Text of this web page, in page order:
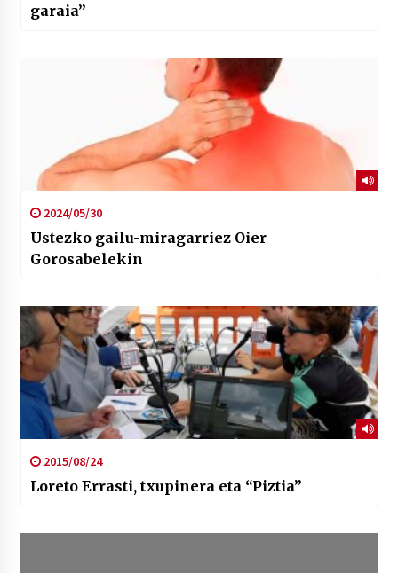
garaia”
2024/05/30
Ustezko gailu-miragarriez Oier
Gorosabelekin
2015/08/24
Loreto Errasti, txupinera eta “Piztia”